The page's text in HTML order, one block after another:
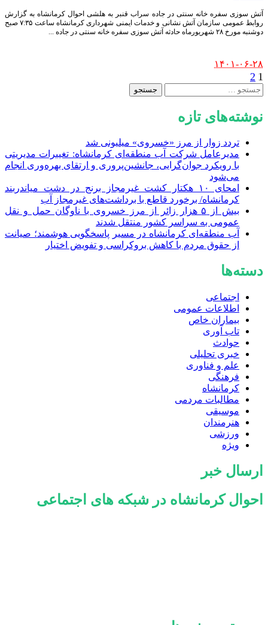
آتش سوزی سفره خانه سنتی در جاده سراب قنبر به هلشی احوال کرمانشاه به گزارش
روابط عمومی سازمان آتش نشانی و خدمات ایمنی شهرداری کرمانشاه ساعت ۷:۳۵ صبح
دوشنبه مورخ ۲۸ شهریورماه حادثه آتش سوزی سفره خانه سنتی در جاده
...
by
۱۴۰۱-۰۶-۲۸
1
2
جستجو
برای:
نوشته‌های تازه
تردد زوار از مرز «خسروی» میلیونی شد
مدیرعامل شرکت آب منطقه‌ای کرمانشاه: تغییرات مدیریتی
با رویکرد جوان‌گرایی، جانشین‌پروری و ارتقای بهره‌وری انجام
می‌شود
امحای ۱۰ هکتار کشت غیرمجاز برنج در دشت میاندربند
کرمانشاه/ برخورد قاطع با برداشت‌های غیرمجاز آب
بیش از ۵ هزار زائر از مرز خسروی با ناوگان حمل‌ و نقل
عمومی به سراسر کشور منتقل شدند
آب منطقه‌ای کرمانشاه در مسیر پاسخگویی هوشمند؛ صیانت
از حقوق مردم با کاهش بروکراسی و تفویض اختیار
دسته‌ها
اجتماعی
اطلاعات عمومی
بیماران خاص
تاب آوری
حوادث
خبری تحلیلی
علم و فناوری
فرهنگی
کرمانشاه
مطالبات مردمی
موسیقی
هنرمندان
ورزشی
ویژه
ارسال خبر
احوال کرمانشاه در شبکه های اجتماعی